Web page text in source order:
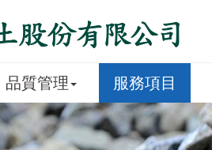
品質管理 服務項目